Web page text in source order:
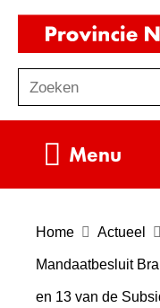
o
e
Zoeken
Menu
Home Actueel
Mandaatbesluit
en 13 van de